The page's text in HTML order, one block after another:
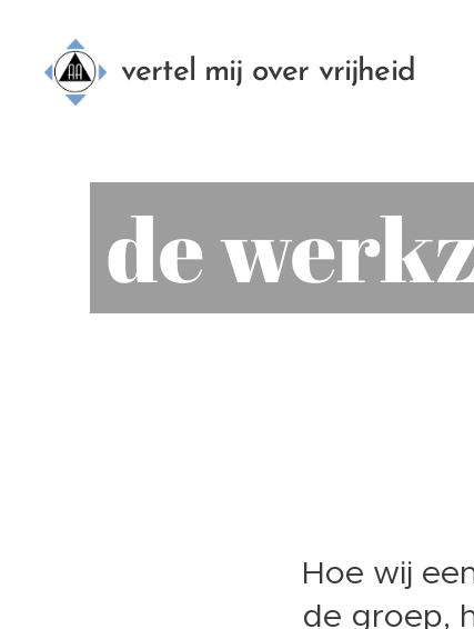
vertel mij over vrijheid
de
Hoe wij
de groep,